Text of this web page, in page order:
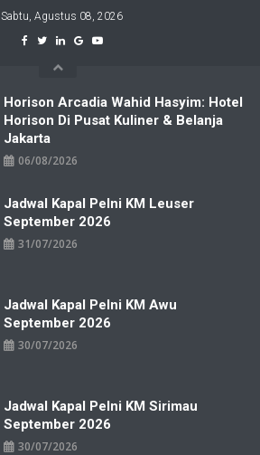
Sabtu, Agustus 08, 2026
Horison Arcadia Wahid Hasyim: Hotel
Horison Di Pusat Kuliner & Belanja
Jakarta
06/08/2026
Jadwal Kapal Pelni KM Leuser
September 2026
31/07/2026
Jadwal Kapal Pelni KM Awu
September 2026
30/07/2026
Jadwal Kapal Pelni KM Sirimau
September 2026
30/07/2026